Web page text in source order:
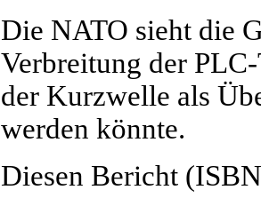
Die NATO sieht die
Verbreitung der
der Kurzwelle als
werden könnte.
Diesen Bericht